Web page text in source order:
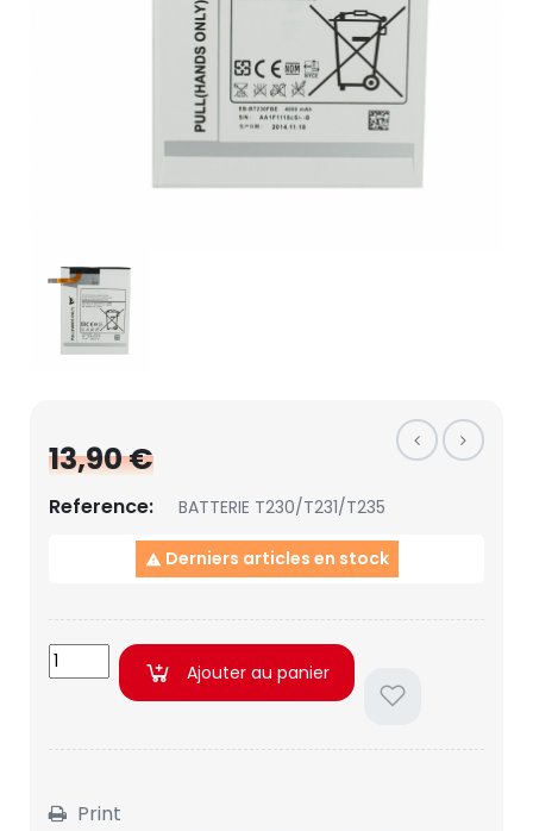
13,90 €
Reference: BATTERIE T230/T231/T235
 Derniers articles en stock
Ajouter au panier
Print